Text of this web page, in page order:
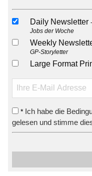
Daily Newsletter
Jobs der Woche
Weekly
GP-Storyletter
Large Format
* Ich habe die
gelesen und stimme